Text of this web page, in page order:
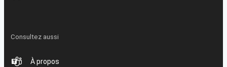
Consultez aussi
À propos